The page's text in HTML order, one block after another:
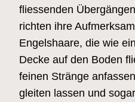
fliessenden
richten ihre
Engelshaare, die wie
Decke auf den Boden
feinen Stränge
gleiten lassen und